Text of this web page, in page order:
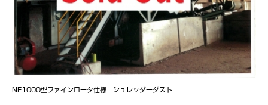
NF1000型ファインロータ仕様 シュレッダーダスト